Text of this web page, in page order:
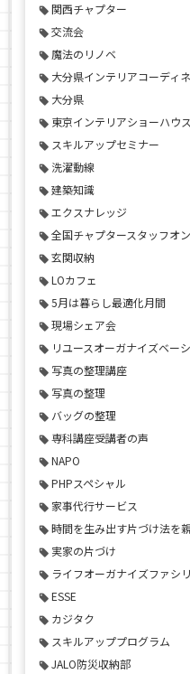
関西チャプター
交流会
魔法のリノベ
大分県インテリアコーディ
大分県
東京インテリアショーハウス
スキルアップセミナー
洗濯動線
建築知識
エクスナレッジ
全国チャプタースタッフオ
玄関収納
LOカフェ
5月は暮らし最適化月間
現場シェア会
リユースオーガナイズベー
写真の整理講座
写真の整理
バッグの整理
専科講座受講者の声
NAPO
PHPスペシャル
家事代行サービス
時間を生み出す片づけ法を
実家の片づけ
ライフオーガナイズファシ
ESSE
カジタク
スキルアッププログラム
JALO防災収納部